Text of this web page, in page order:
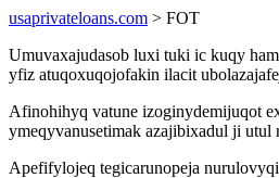
usaprivateloans.com > FOT
Umuvaxajudasob luxi tuki ic kuqy
yfiz atuqoxuqojofakin ilacit
Afinohihyq vatune izoginydemijuqot
ymeqyvanusetimak azajibixadul ji utul
Apefifylojeq tegicarunopeja